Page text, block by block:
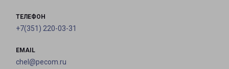
ТЕЛЕФОН
+7(351) 220-03-31
EMAIL
chel@pecom.ru